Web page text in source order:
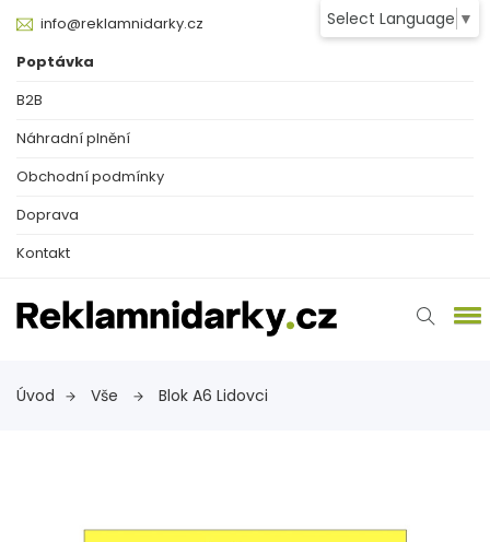
Select Language ▼
info@reklamnidarky.cz
Poptávka
B2B
Náhradní plnění
Obchodní podmínky
Doprava
Kontakt
Úvod Vše Blok A6 Lidovci